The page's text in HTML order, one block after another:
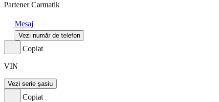
Partener Carmatik
Mesaj
Vezi număr de telefon
Copiat
VIN
Vezi serie șasiu
Copiat